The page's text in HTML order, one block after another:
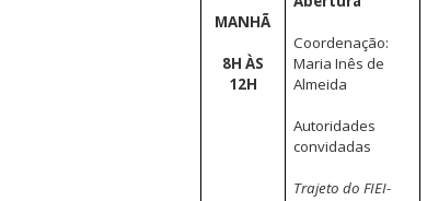
MANHÃ
8H ÀS
12H
Coordenação:
Maria Inês de
Almeida
Autoridades
convidadas
Trajeto do FIEI-